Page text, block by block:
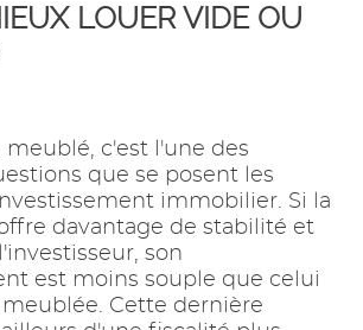
LOUER VIDE OU
meublé, c'est l'une des
que se posent les
immobilier. Si la
davantage de stabilité et
son
est moins souple que celui
Cette dernière